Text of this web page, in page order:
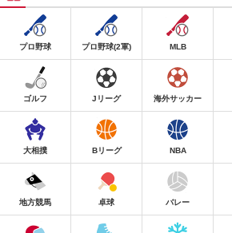
プロ野球 プロ野球(2軍) MLB
ゴルフ Jリーグ 海外サッカー
大相撲 Bリーグ NBA
地方競馬 卓球 バレー